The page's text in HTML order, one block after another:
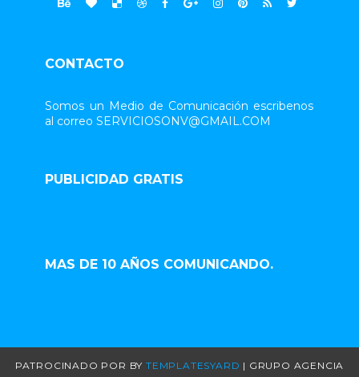
CONTACTO
Somos un Medio de Comunicación escribenos
al correo SERVICIOSONV@GMAIL.COM
PUBLICIDAD GRATIS
MAS DE 10 AÑOS COMUNICANDO.
PATROCINADO POR BY TEMPLATESYARD | GRUPO AGENCIA